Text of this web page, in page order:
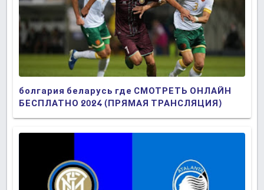
болгария беларусь где СМОТРЕТЬ ОНЛАЙН
БЕСПЛАТНО 2024 (ПРЯМАЯ ТРАНСЛЯЦИЯ)